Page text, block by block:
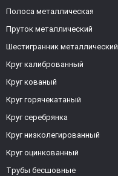
Полоса металлическая
Пруток металлический
Шестигранник металлический
Круг калиброванный
Круг кованый
Круг горячекатаный
Круг серебрянка
Круг низколегированный
Круг оцинкованный
Трубы бесшовные